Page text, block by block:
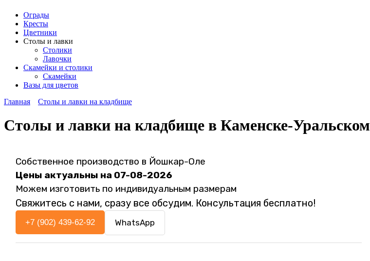
Ограды
Кресты
Цветники
Столы и лавки
Столики
Лавочки
Скамейки и столики
Скамейки
Вазы для цветов
Главная
Столы и лавки на кладбище
Столы и лавки на кладбище в Каменске-Уральском
Собственное производство в Йошкар-Оле
Цены актуальны на 07-08-2026
Можем изготовить по индивидуальным размерам
Cвяжитесь с нами, сразу все обсудим. Консультация бесплатно!
+7 (902) 439-62-92 WhatsApp